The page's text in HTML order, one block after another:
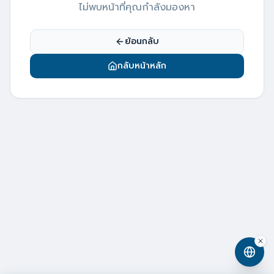
ไม่พบหน้าที่คุณกำลังมองหา
ย้อนกลับ
กลับหน้าหลัก